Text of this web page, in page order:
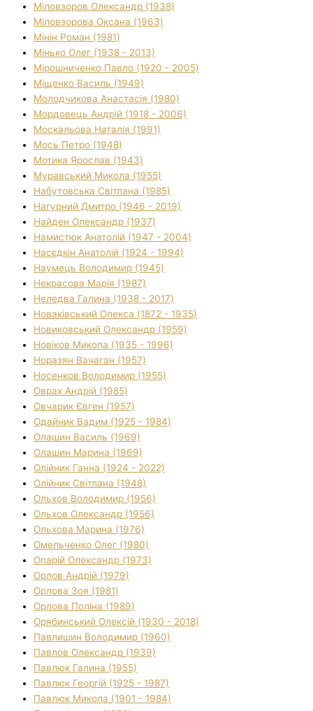
Міловзоров Олександр (1938)
Міловзорова Оксана (1963)
Мінін Роман (1981)
Мінько Олег (1938 - 2013)
Мірошниченко Павло (1920 - 2005)
Міщенко Василь (1949)
Молодчикова Анастасія (1980)
Мордовець Андрій (1918 - 2006)
Москальова Наталія (1991)
Мось Петро (1948)
Мотика Ярослав (1943)
Муравський Микола (1955)
Набутовська Світлана (1985)
Нагурний Дмитро (1946 - 2019)
Найден Олександр (1937)
Намистюк Анатолій (1947 - 2004)
Насєдкін Анатолій (1924 - 1994)
Наумець Володимир (1945)
Некрасова Марія (1987)
Неледва Галина (1938 - 2017)
Новаківський Олекса (1872 - 1935)
Новиковський Олександр (1959)
Новіков Микола (1935 - 1996)
Норазян Вачаган (1957)
Носенков Володимир (1955)
Оврах Андрій (1985)
Овчарик Євген (1957)
Одайник Вадим (1925 - 1984)
Олашин Василь (1969)
Олашин Марина (1969)
Олійник Ганна (1924 - 2022)
Олійник Світлана (1948)
Ольхов Володимир (1956)
Ольхов Олександр (1956)
Ольхова Марина (1976)
Омельченко Олег (1980)
Опарій Олександр (1973)
Орлов Андрій (1979)
Орлова Зоя (1981)
Орлова Поліна (1989)
Орябинський Олексій (1930 - 2018)
Павлишин Володимир (1960)
Павлов Олександр (1939)
Павлюк Галина (1955)
Павлюк Георгій (1925 - 1987)
Павлюк Микола (1901 - 1984)